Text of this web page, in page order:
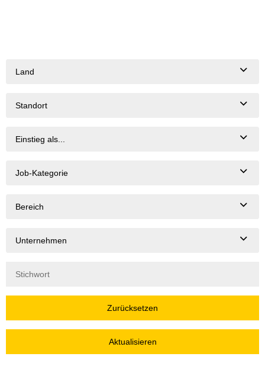
Land
Standort
Einstieg als...
Job-Kategorie
Bereich
Unternehmen
Zurücksetzen
Aktualisieren